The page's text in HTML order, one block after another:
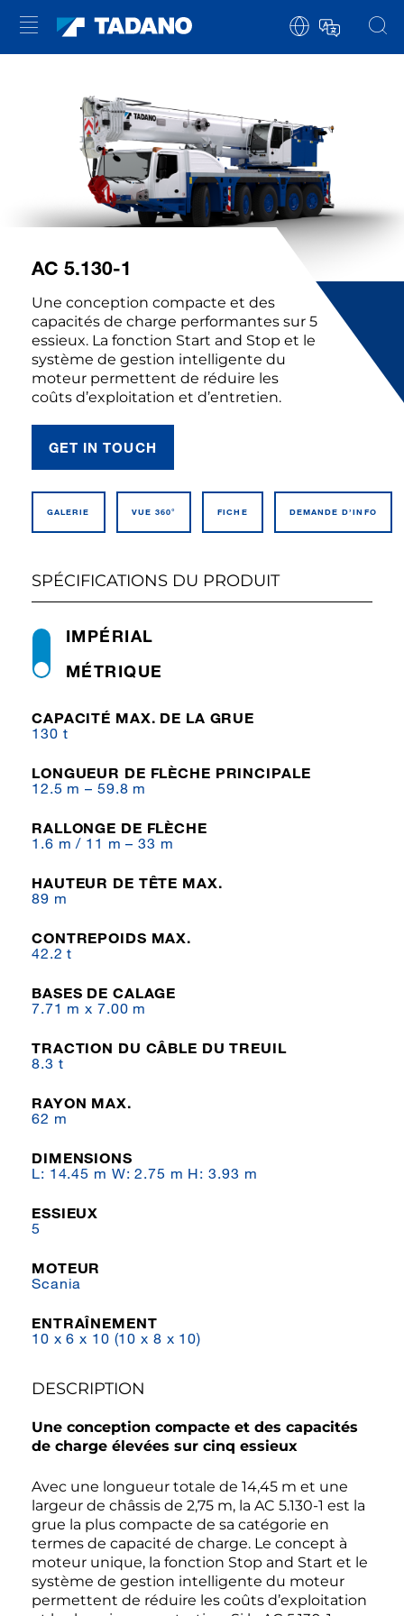
AC 5.130-1
Une conception compacte et des
capacités de charge performantes sur 5
essieux. La fonction Start and Stop et le
système de gestion intelligente du
moteur permettent de réduire les
coûts d’exploitation et d’entretien.
GET IN TOUCH
GALERIE VUE 360° FICHE DEMANDE D’INFO
SPÉCIFICATIONS DU PRODUIT
MÉTRIQUE
IMPÉRIAL
CAPACITÉ MAX. DE LA GRUE
130 t
LONGUEUR DE FLÈCHE PRINCIPALE
12.5 m – 59.8 m
RALLONGE DE FLÈCHE
1.6 m / 11 m – 33 m
HAUTEUR DE TÊTE MAX.
89 m
CONTREPOIDS MAX.
42.2 t
BASES DE CALAGE
7.71 m x 7.00 m
TRACTION DU CÂBLE DU TREUIL
8.3 t
RAYON MAX.
62 m
DIMENSIONS
L: 14.45 m W: 2.75 m H: 3.93 m
ESSIEUX
5
MOTEUR
Scania
ENTRAÎNEMENT
10 x 6 x 10 (10 x 8 x 10)
DESCRIPTION
Une conception compacte et des capacités
de charge élevées sur cinq essieux
Avec une longueur totale de 14,45 m et une
largeur de châssis de 2,75 m, la AC 5.130-1 est la
grue la plus compacte de sa catégorie en
termes de capacité de charge. Le concept à
moteur unique, la fonction Stop and Start et le
système de gestion intelligente du moteur
permettent de réduire les coûts d’exploitation